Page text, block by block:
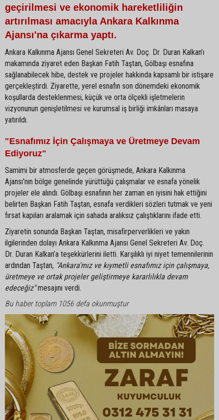
geçirilmesi ve ekonomik hareketliliğin
artırılması amacıyla Ankara Kalkınma
Ajansı'na çıkarma yaptı.
Ankara Kalkınma Ajansı Genel Sekreteri Av. Doç. Dr. Duran Kalkan’ı
makamında ziyaret eden Başkan Fatih Taştan, Gölbaşı esnafına
sağlanabilecek hibe, destek ve projeler hakkında kapsamlı bir istişare
gerçekleştirdi. Ziyarette, yerel esnafın son dönemdeki ekonomik
koşullarda desteklenmesi, küçük ve orta ölçekli işletmelerin
vizyonunun genişletilmesi ve kurumsal iş birliği imkânları masaya
yatırıldı.
"Esnafımız İçin Çalışmaya ve Üretmeye Devam
Ediyoruz"
Samimi bir atmosferde geçen görüşmede, Ankara Kalkınma
Ajansı'nın bölge genelinde yürüttüğü çalışmalar ve esnafa yönelik
projeler ele alındı. Gölbaşı esnafının her zaman en iyisini hak ettiğini
belirten Başkan Fatih Taştan, esnafa verdikleri sözleri tutmak ve yeni
fırsat kapıları aralamak için sahada aralıksız çalıştıklarını ifade etti.
Ziyaretin sonunda Başkan Taştan, misafirperverlikleri ve yakın
ilgilerinden dolayı Ankara Kalkınma Ajansı Genel Sekreteri Av. Doç.
Dr. Duran Kalkan’a teşekkürlerini iletti. Karşılıklı iyi niyet temennilerinin
ardından Taştan, "Ankara'mız ve kıymetli esnafımız için çalışmaya,
üretmeye ve ortak projeler geliştirmeye kararlılıkla devam
edeceğiz"mesajını verdi.
Bu haber toplam 1056 defa okunmuştur